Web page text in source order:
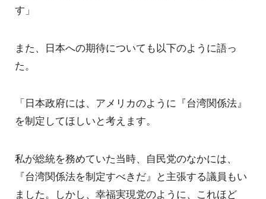
す」
また、日本への期待についても以下のように語っ
た。
「日本政府には、アメリカのように『台湾関係法』
を制定してほしいと考えます。
私が総統を務めていた当時、自民党のなかには、
『台湾関係法を制定すべきだ』と主張する議員もい
ました。しかし、幸福実現党のように、これほど